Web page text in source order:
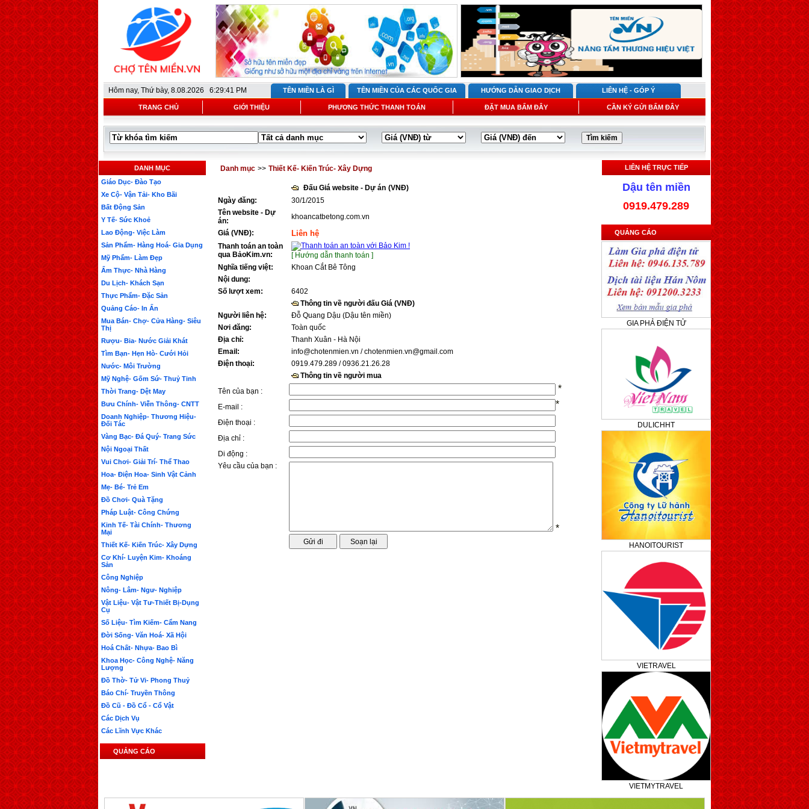
Hôm nay, Thứ bày, 8.08.2026 6:29:41 PM TÊN MIỀN LÀ GÌ TÊN MIỀN CỦA CÁC QUỐC GIA HƯỚNG DẪN GIAO DỊCH LIÊN HỆ - GÓP Ý
TRANG CHỦ GIỚI THIỆU PHƯƠNG THỨC THANH TOÁN ĐẶT MUA BẤM ĐÂY CẦN KÝ GỬI BẤM ĐÂY
DANH MỤC
Giáo Dục- Đào Tạo
Xe Cộ- Vận Tải- Kho Bãi
Bất Động Sản
Y Tế- Sức Khoẻ
Lao Động- Việc Làm
Sản Phẩm- Hàng Hoá- Gia Dụng
Mỹ Phẩm- Làm Đẹp
Ẩm Thực- Nhà Hàng
Du Lịch- Khách Sạn
Thực Phẩm- Đặc Sản
Quảng Cáo- In Ấn
Mua Bán- Chợ- Cửa Hàng- Siêu
Thị
Rượu- Bia- Nước Giải Khát
Tìm Bạn- Hẹn Hò- Cưới Hỏi
Nước- Môi Trường
Mỹ Nghệ- Gốm Sứ- Thuỷ Tinh
Thời Trang- Dệt May
Bưu Chính- Viễn Thông- CNTT
Doanh Nghiệp- Thương Hiệu-
Đối Tác
Vàng Bạc- Đá Quý- Trang Sức
Nội Ngoại Thất
Vui Chơi- Giải Trí- Thể Thao
Hoa- Điện Hoa- Sinh Vật Cảnh
Mẹ- Bé- Trẻ Em
Đồ Chơi- Quà Tặng
Pháp Luật- Công Chứng
Kinh Tế- Tài Chính- Thương
Mại
Thiết Kế- Kiến Trúc- Xây Dựng
Cơ Khí- Luyện Kim- Khoáng
Sản
Công Nghiệp
Nông- Lâm- Ngư- Nghiệp
Vật Liệu- Vật Tư-Thiết Bị-Dụng
Cụ
Số Liệu- Tìm Kiếm- Cẩm Nang
Đời Sống- Văn Hoá- Xã Hội
Hoá Chất- Nhựa- Bao Bì
Khoa Học- Công Nghệ- Năng
Lượng
Đồ Thờ- Tử Vi- Phong Thuỷ
Báo Chí- Truyền Thông
Đồ Cũ - Đồ Cổ - Cổ Vật
Các Dịch Vụ
Các Lĩnh Vực Khác
QUẢNG CÁO
Danh mục >> Thiết Kế- Kiến Trúc- Xây Dựng
Đấu Giá website - Dự án (VNĐ)
Ngày đăng:
30/1/2015
Tên website - Dự
án:
khoancatbetong.com.vn
Giá (VNĐ):
Liên hệ
Thanh toán an toàn
qua BảoKim.vn:
[ Hướng dẫn thanh toán ]
Nghĩa tiếng việt:
Khoan Cắt Bê Tông
Nội dung:
Số lượt xem:
6402
Thông tin về người đấu Giá (VNĐ)
Người liên hệ:
Đỗ Quang Dậu (Dậu tên miền)
Nơi đăng:
Toàn quốc
Địa chỉ:
Thanh Xuân - Hà Nội
Email:
info@chotenmien.vn / chotenmien.vn@gmail.com
Điện thoại:
0919.479.289 / 0936.21.26.28
Thông tin về người mua
Tên của bạn :
*
E-mail : *
Điện thoại :
Địa chỉ :
Di động :
Yêu cầu của bạn :
*
LIÊN HỆ TRỰC TIẾP
Dậu tên miền
0919.479.289
QUẢNG CÁO
GIA PHẢ ĐIỆN TỬ
DULICHHT
HANOITOURIST
VIETRAVEL
VIETMYTRAVEL